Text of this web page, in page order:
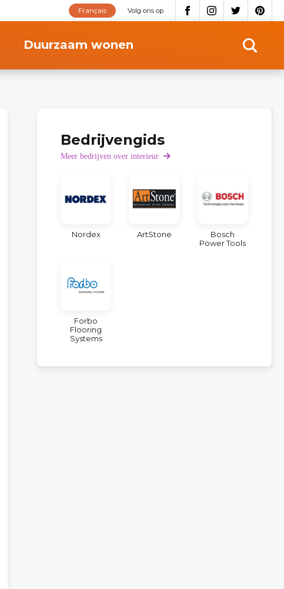
Volg ons op
Français
Duurzaam wonen
Bedrijvengids
Meer bedrijven over interieur
Nordex ArtStone
Bosch
Power Tools
Forbo
Flooring
Systems